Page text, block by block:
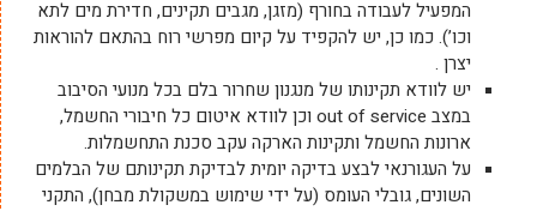
המפעיל לעבודה בחורף (מזגן, מגבים תקינים, חדירת מים לתא
וכו’). כמו כן, יש להקפיד על קיום מפרשי רוח בהתאם להוראות
יצרן .
יש לוודא תקינותו של מנגנון שחרור בלם בכל מנועי הסיבוב
במצב out of service וכן לוודא איטום כל חיבורי החשמל,
ארונות החשמל ותקינות הארקה עקב סכנת התחשמלות.
על העגורנאי לבצע בדיקה יומית לבדיקת תקינותם של הבלמים
השונים, גובלי העומס (על ידי שימוש במשקולת מבחן), התקני